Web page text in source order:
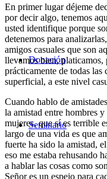
Donación
Seminario
En primer lugar déjeme
por decir algo, tenemos
usted identifique porque
detenemos para
amigos casuales que son
llevamos bien, platicamos,
prácticamente de todas las
superficial, a este nivel
Cuando hablo de
la amistad entre hombres
mujeres, que sí es terrible
largo de una vida es que
fuerte ha sido la amistad,
eso me estaba rehusando
a hablar las cosas como
Señor es un espejo para